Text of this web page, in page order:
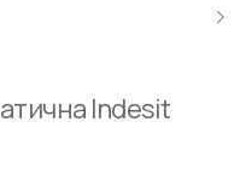
Indesit